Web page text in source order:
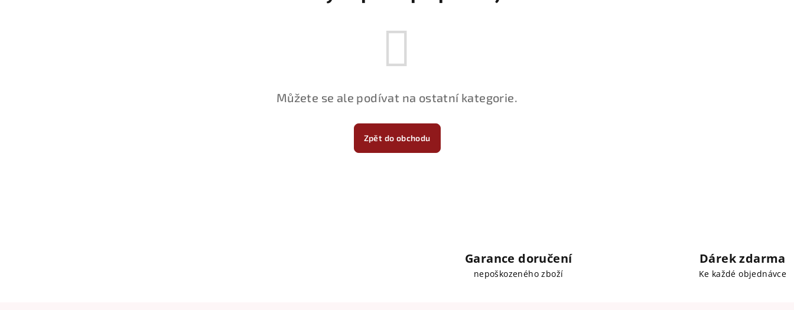
Můžete se ale podívat na ostatní kategorie.
Zpět do obchodu
Garance doručení
nepoškozeného zboží
Dárek zdarma
Ke každé objednávce